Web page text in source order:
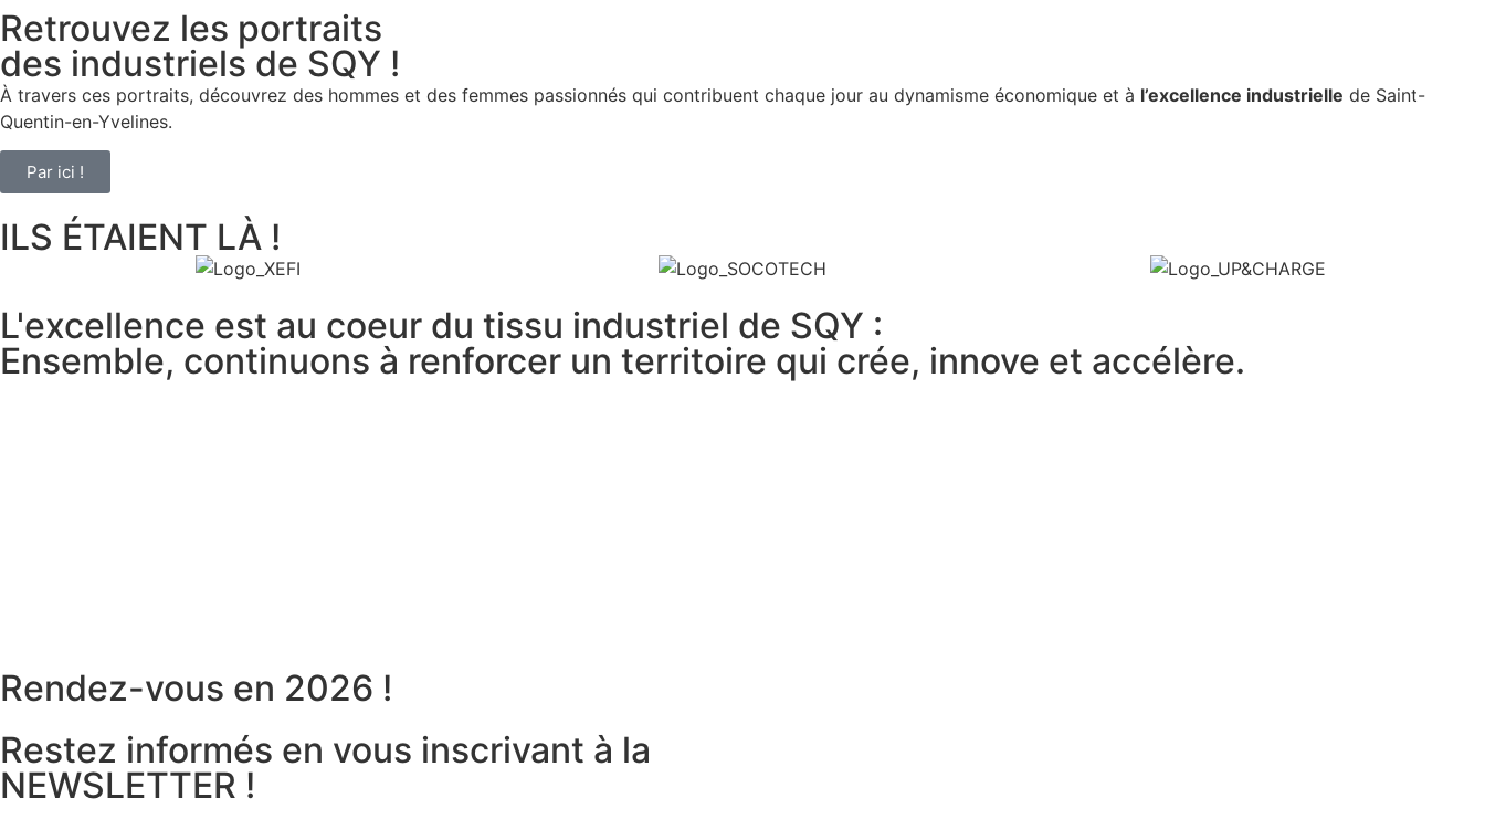
Retrouvez les portraits
des industriels de SQY !
À travers ces portraits, découvrez des hommes et des femmes passionnés qui contribuent chaque jour au dynamisme économique et à l’excellence industrielle de Saint-
Quentin-en-Yvelines.
Par ici !
ILS ÉTAIENT LÀ !
L'excellence est au coeur du tissu industriel de SQY :
Ensemble, continuons à renforcer un territoire qui crée, innove et accélère.
Rendez-vous en 2026 !
Restez informés en vous inscrivant à la
NEWSLETTER !